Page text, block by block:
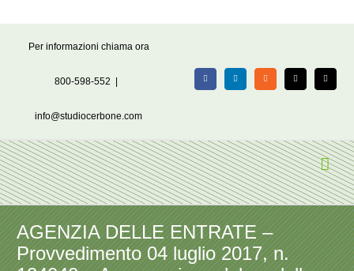
Per informazioni chiama ora
800-598-552
info@studiocerbone.com
FacebookLinkedIn Rss X Email
AGENZIA DELLE ENTRATE –
Provvedimento 04 luglio 2017, n.